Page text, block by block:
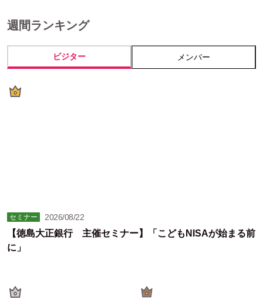
週間ランキング
ビジター メンバー
セミナー 2026/08/22
【徳島大正銀行 主催セミナー】「こどもNISAが始まる前
に」